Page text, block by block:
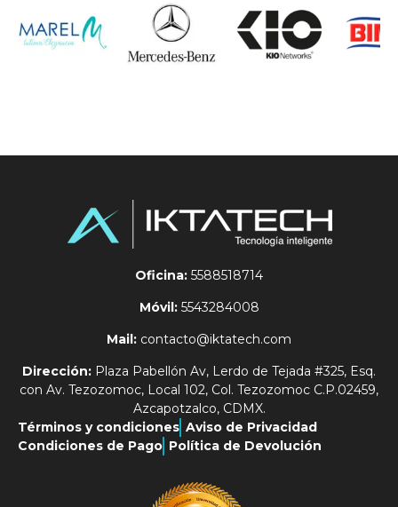
Oficina: 5588518714
Móvil:5543284008
Mail: contacto@iktatech.com
Dirección: Plaza Pabellón Av, Lerdo de Tejada #325, Esq.
con Av. Tezozomoc, Local 102, Col. Tezozomoc C.P.02459,
Azcapotzalco, CDMX.
Términos y condiciones Aviso de Privacidad
Condiciones de Pago Política de Devolución